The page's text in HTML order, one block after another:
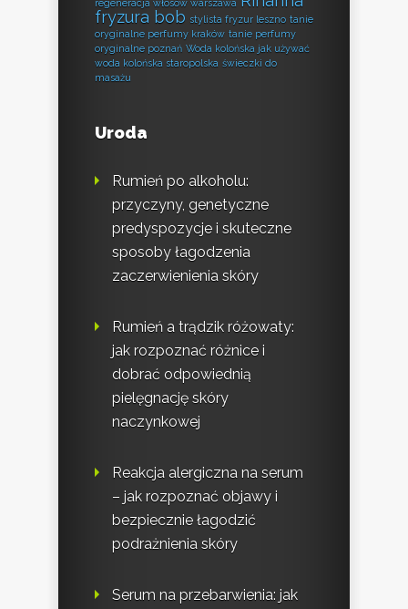
regeneracja włosów warszawa
fryzura bob stylista fryzur leszno tanie
oryginalne perfumy kraków tanie perfumy
oryginalne poznań Woda kolońska jak używać
woda kolońska staropolska świeczki do
masażu
Uroda
Rumień po alkoholu:
przyczyny, genetyczne
predyspozycje i skuteczne
sposoby łagodzenia
zaczerwienienia skóry
Rumień a trądzik różowaty:
jak rozpoznać różnice i
dobrać odpowiednią
pielęgnację skóry
naczynkowej
Reakcja alergiczna na serum
– jak rozpoznać objawy i
bezpiecznie łagodzić
podrażnienia skóry
Serum na przebarwienia: jak